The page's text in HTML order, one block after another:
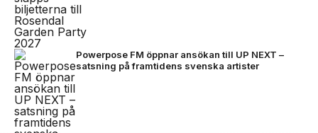
Powerpose FM öppnar ansökan till UP NEXT –
satsning på framtidens svenska artister